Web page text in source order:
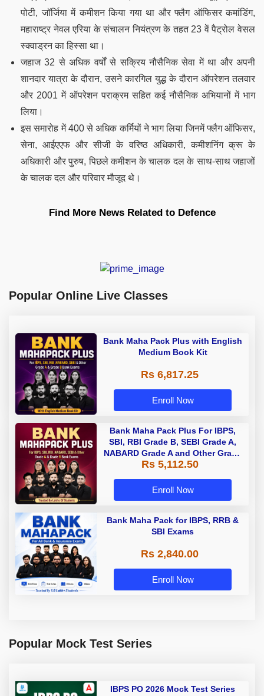
पोटी, जॉर्जिया में कमीशन किया गया था और फ्लैग ऑफिसर कमांडिंग,
महाराष्ट्र नेवल एरिया के संचालन नियंत्रण के तहत 23 वें पैट्रोल वेसल
स्क्वाड्रन का हिस्सा था।
जहाज 32 से अधिक वर्षों से सक्रिय नौसैनिक सेवा में था और अपनी
शानदार यात्रा के दौरान, उसने कारगिल युद्ध के दौरान ऑपरेशन तलवार
और 2001 में ऑपरेशन पराक्रम सहित कई नौसैनिक अभियानों में भाग
लिया।
इस समारोह में 400 से अधिक कर्मियों ने भाग लिया जिनमें फ्लैग ऑफिसर,
सेना, आईएएफ और सीजी के वरिष्ठ अधिकारी, कमीशनिंग क्रू के
अधिकारी और पुरुष, पिछले कमीशन के चालक दल के साथ-साथ जहाजों
के चालक दल और परिवार मौजूद थे।
Find More News Related to Defence
Popular Online Live Classes
Bank Maha Pack Plus with English
Medium Book Kit
Rs 6,817.25
Enroll Now
Bank Maha Pack Plus For IBPS,
SBI, RBI Grade B, SEBI Grade A,
NABARD Grade A and Other Grade
A & Grade B Bank Exams
Rs 5,112.50
Enroll Now
Bank Maha Pack for IBPS, RRB &
SBI Exams
Rs 2,840.00
Enroll Now
Popular Mock Test Series
IBPS PO 2026 Mock Test Series